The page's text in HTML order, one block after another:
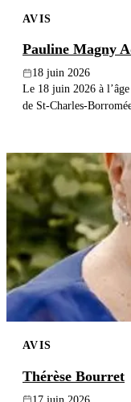
AVIS
Pauline Magny
18 juin 2026
Le 18 juin 2026 à
de St-Charles-
AVIS
Thérèse Bourret